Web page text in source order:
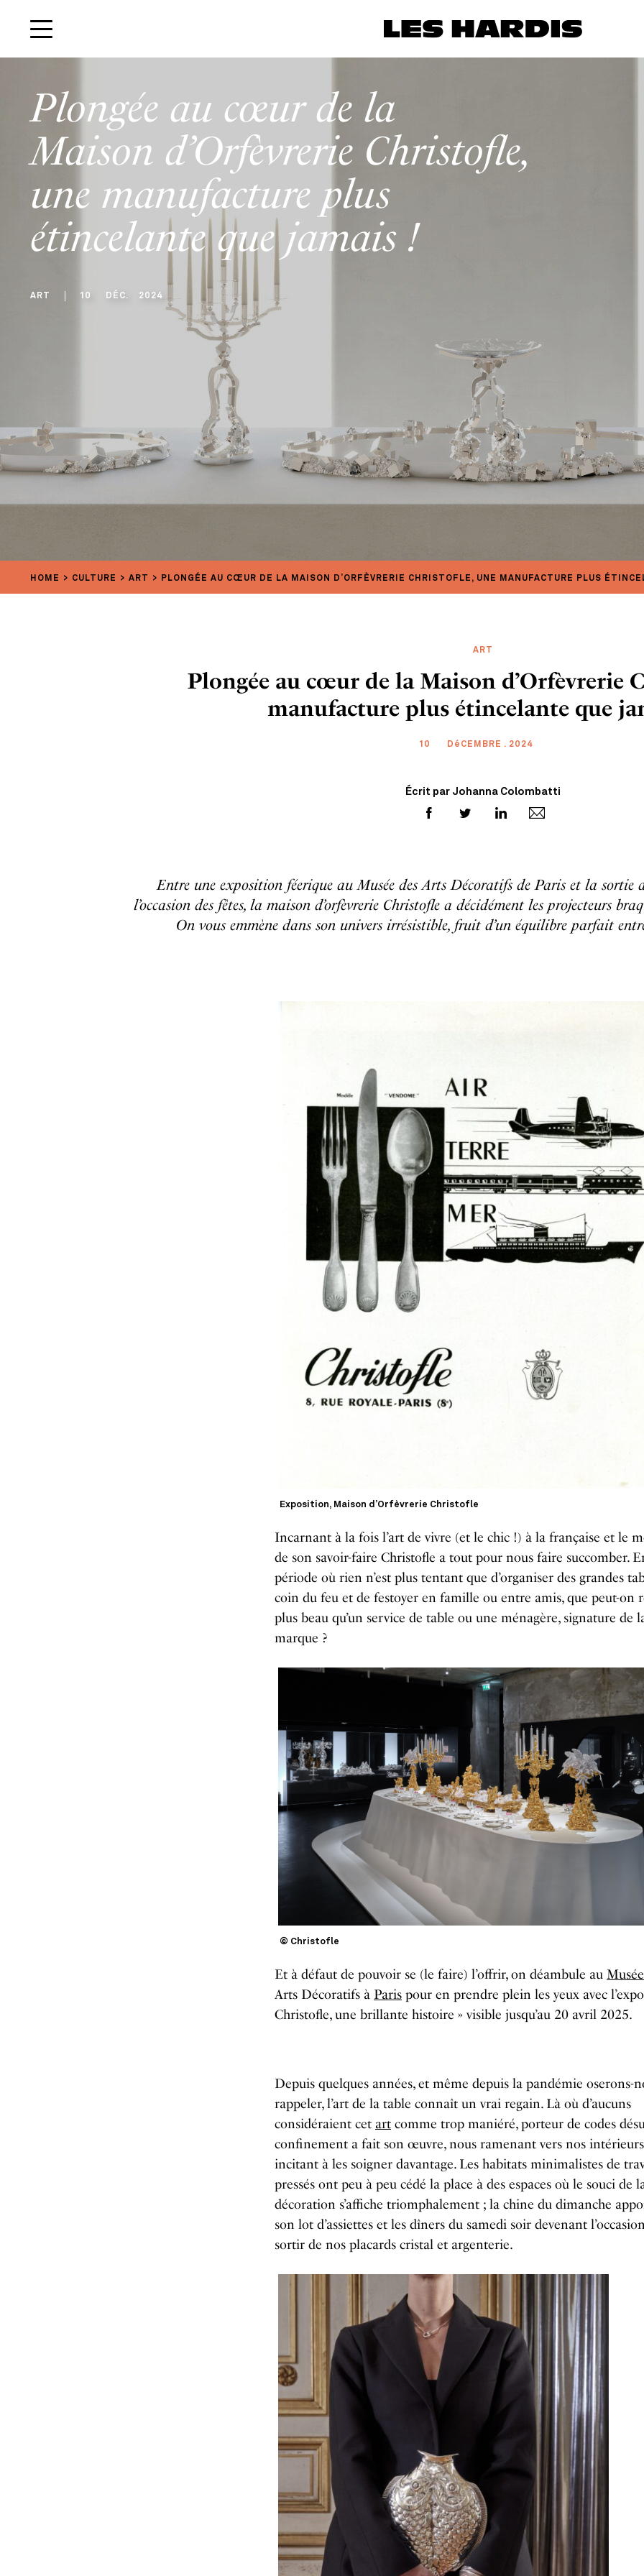
Plongée au cœur de la
Maison d’Orfèvrerie Christofle,
une manufacture plus
étincelante que jamais !
ART 10 DÉC. 2024
HOME CULTURE ART PLONGÉE AU CŒUR DE LA MAISON D’ORFÈVRERIE CHRISTOFLE, UNE MANUFACTURE PLUS
ART
Plongée au cœur de la Maison d’Orfèvrerie
manufacture plus étincelante que
10 DéCEMBRE . 2024
Écrit par Johanna Colombatti
Entre une exposition féerique au Musée des Arts Décoratifs de Paris et la sortie
l’occasion des fêtes, la maison d’orfèvrerie Christofle a décidément les projecteurs
On vous emmène dans son univers irrésistible, fruit d’un équilibre parfait
Exposition, Maison d’Orfèvrerie Christofle
Incarnant à la fois l’art de vivre (et le chic !) à la française et le
de son savoir-faire Christofle a tout pour nous faire succomber.
période où rien n’est plus tentant que d’organiser des grandes
coin du feu et de festoyer en famille ou entre amis, que peut-on
plus beau qu’un service de table ou une ménagère, signature de
marque ?
© Christofle
Et à défaut de pouvoir se (le faire) l’offrir, on déambule au Musée
Arts Décoratifs à Paris pour en prendre plein les yeux avec
Christofle, une brillante histoire » visible jusqu’au 20 avril 2025.
Depuis quelques années, et même depuis la pandémie oserons-
rappeler, l’art de la table connaît un vrai regain. Là où d’aucuns
considéraient cet art comme trop maniéré, porteur de codes
confinement a fait son œuvre, nous ramenant vers nos
incitant à les soigner davantage. Les habitats minimalistes de
pressés ont peu à peu cédé la place à des espaces où le souci de
décoration s’affiche triomphalement ; la chine du dimanche
son lot d’assiettes et les dîners du samedi soir devenant
sortir de nos placards cristal et argenterie.